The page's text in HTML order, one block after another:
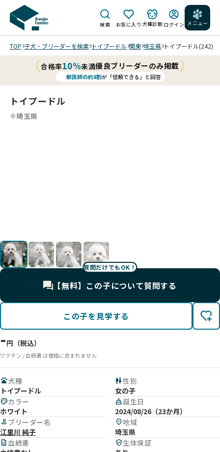
検索 お気に入り 犬種診断 ログイン メニュー
TOP 子犬・ブリーダーを検索 トイプードル 関東 埼玉県 トイプードル(242)
合格率10%未満優良ブリーダーのみ掲載
獣医師の約8割が「信頼できる」と回答
トイプードル
埼玉県
質問だけでもOK！
【無料】この子について質問する
この子を見学する
-円（税込）
ワクチン / 血統書 は価格に含まれません
pets犬種
トイプードル
wc性別
女の子
paletteカラー
ホワイト
cake誕生日
2024/08/26（23か月）
person ブリーダー名
江里川 純子
location_on地域
埼玉県
description血統書
verified_user生体保証